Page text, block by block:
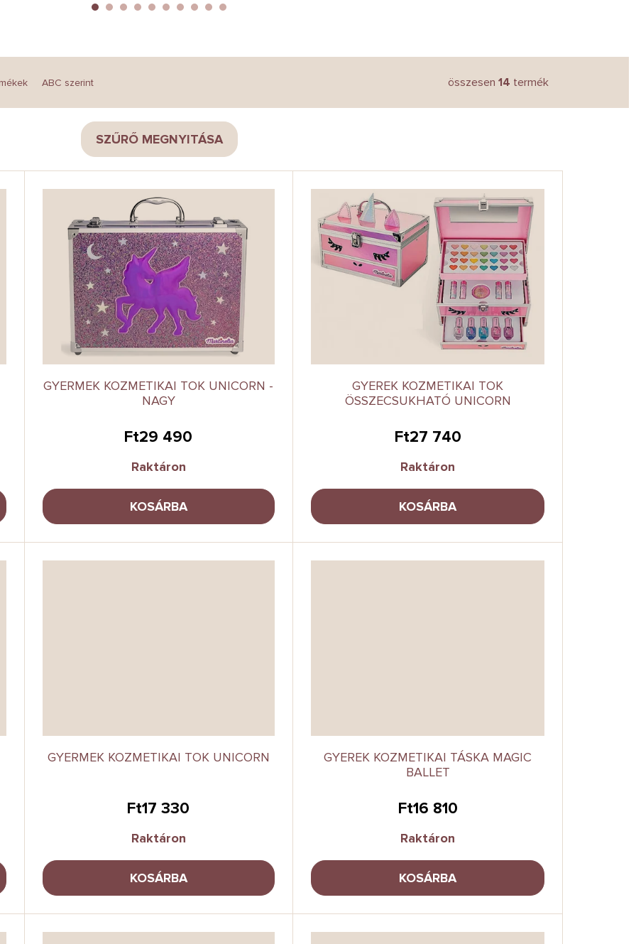
ABC szerint összesen 14 termék
SZŰRŐ MEGNYITÁSA
GYERMEK KOZMETIKAI TOK UNICORN -
NAGY
Ft29 490
Raktáron
KOSÁRBA
GYEREK KOZMETIKAI TOK
ÖSSZECSUKHATÓ UNICORN
Ft27 740
Raktáron
KOSÁRBA
GYERMEK KOZMETIKAI TOK UNICORN
Ft17 330
Raktáron
KOSÁRBA
GYEREK KOZMETIKAI TÁSKA MAGIC
BALLET
Ft16 810
Raktáron
KOSÁRBA